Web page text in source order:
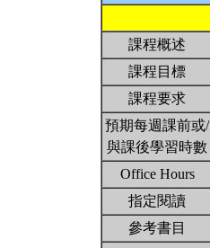
課程概述
課程目標
課程要求
預期每週課前或/
與課後學習時數
Office Hours
指定閱讀
參考書目